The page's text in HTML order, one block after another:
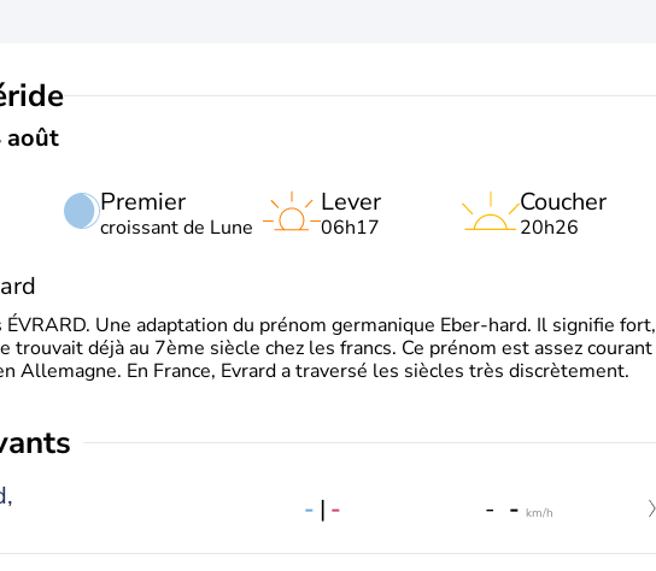
août
Premier
croissant de Lune
Lever
06h17
Coucher
20h26
Une adaptation du prénom germanique Eber-hard. Il signifie fort,
trouvait déjà au 7ème siècle chez les francs. Ce prénom est assez courant
Allemagne. En France, Evrard a traversé les siècles très discrètement.
- | - - - km/h